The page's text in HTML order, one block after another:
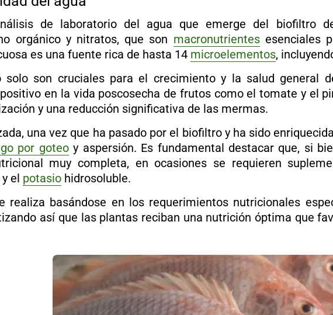
de laboratorio del agua que emerge del biofiltro
orgánico y nitratos, que son macronutrientesesenciales
es una fuente rica de hasta 14 microelementos,
solo son cruciales para el crecimiento y la salud general
en la vida poscosecha de frutos como el tomate y el
y una reducción significativa de las mermas.
una vez que ha pasado por el biofiltro y ha sido
por goteoy aspersión. Es fundamental destacar que, si
muy completa, en ocasiones se requieren
y el potasio hidrosoluble.
realiza basándose en los requerimientos nutricionales
así que las plantas reciban una nutrición óptima que